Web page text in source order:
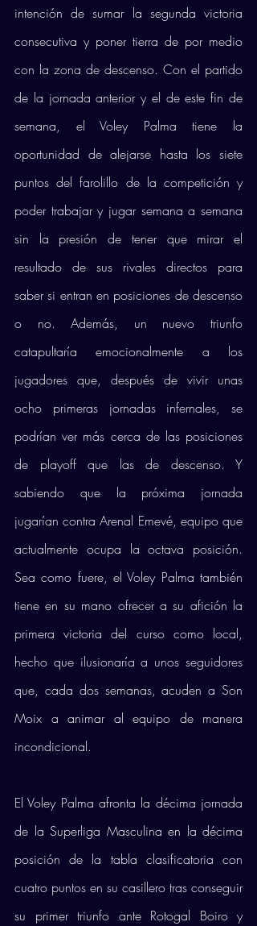
intención de sumar la segunda victoria
consecutiva y poner tierra de por medio
con la zona de descenso. Con el partido
de la jornada anterior y el de este fin de
semana, el Voley Palma tiene la
oportunidad de alejarse hasta los siete
puntos del farolillo de la competición y
poder trabajar y jugar semana a semana
sin la presión de tener que mirar el
resultado de sus rivales directos para
saber si entran en posiciones de descenso
o no. Además, un nuevo triunfo
catapultaría emocionalmente a los
jugadores que, después de vivir unas
ocho primeras jornadas infernales, se
podrían ver más cerca de las posiciones
de playoff que las de descenso. Y
sabiendo que la próxima jornada
jugarían contra Arenal Emevé, equipo que
actualmente ocupa la octava posición.
Sea como fuere, el Voley Palma también
tiene en su mano ofrecer a su afición la
primera victoria del curso como local,
hecho que ilusionaría a unos seguidores
que, cada dos semanas, acuden a Son
Moix a animar al equipo de manera
incondicional.
El Voley Palma afronta la décima jornada
de la Superliga Masculina en la décima
posición de la tabla clasificatoria con
cuatro puntos en su casillero tras conseguir
su primer triunfo ante Rotogal Boiro y